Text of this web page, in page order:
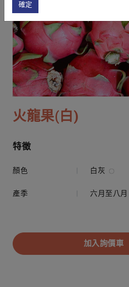
火龍果(白)
特徵
顏色 | 白灰
產季 | 六
加入詢價車
確定